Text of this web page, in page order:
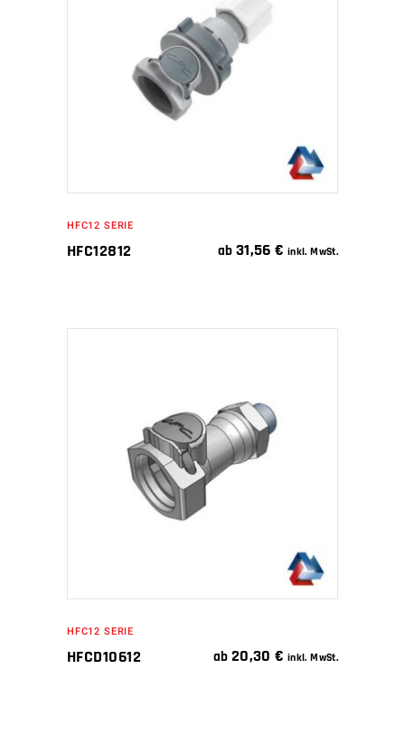
WEITERLESEN
HFC12 SERIE
HFC12812 ab 31,56€ inkl. MwSt.
IN DEN WARENKORB
HFC12 SERIE
HFCD10612 ab 20,30€ inkl. MwSt.